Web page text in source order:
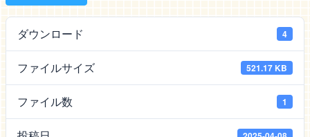
ダウンロード 4
ファイルサイズ 521.17 KB
ファイル数 1